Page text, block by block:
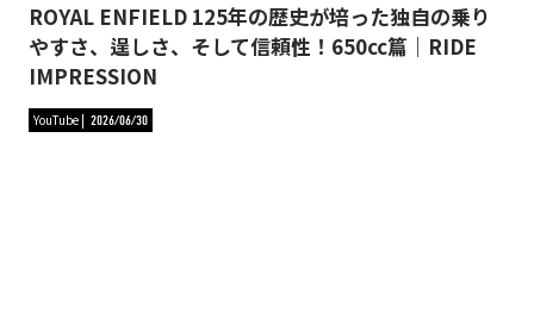
ROYAL ENFIELD 125年の歴史が培った独自の乗り
やすさ、逞しさ、そして信頼性！650cc篇｜RIDE
IMPRESSION
YouTube 2026/06/30